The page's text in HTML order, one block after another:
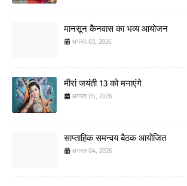
मानसून कैनवास का भव्य आयोजन
अगस्त 03, 2026
मीरां जयंती 13 को मनाएंगे
अगस्त 05, 2026
साप्ताहिक समन्वय बैठक आयोजित
अगस्त 04, 2026